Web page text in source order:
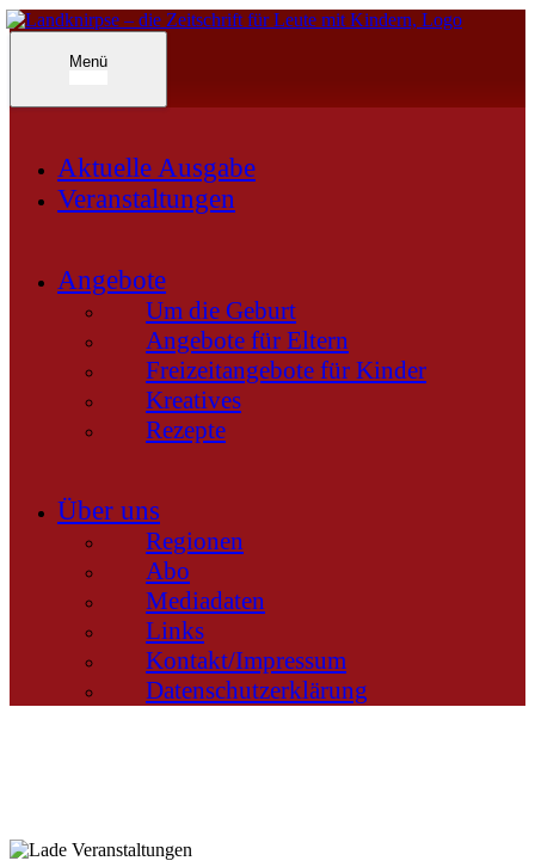
Inhalte
überspringen
Menü
Aktuelle Ausgabe
Veranstaltungen
Angebote
Um die Geburt
Angebote für Eltern
Freizeitangebote für Kinder
Kreatives
Rezepte
Über uns
Regionen
Abo
Mediadaten
Links
Kontakt/Impressum
Datenschutzerklärung